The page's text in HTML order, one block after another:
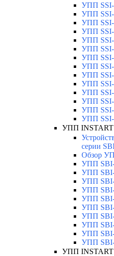
УПП SSI-
УПП SSI-
УПП SSI-
УПП SSI-
УПП SSI-
УПП SSI-
УПП SSI-
УПП SSI-
УПП SSI-
УПП SSI-
УПП SSI-
УПП SSI-
УПП SSI-
УПП SSI-
УПП INSTART
серии
Обзор
УПП SBI-
УПП SBI-
УПП SBI-
УПП SBI-
УПП SBI-
УПП SBI-
УПП SBI-
УПП SBI-
УПП SBI-
УПП SBI-
УПП INSTART